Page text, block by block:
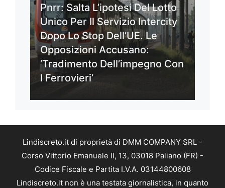
Pnrr: Salta L’ipotesi Del Lotto
Unico Per Il Servizio Intercity
Dopo Lo Stop Dell’UE. Le
Opposizioni Accusano:
‘Tradimento Dell’impegno Con
I Ferrovieri’
Lindiscreto.it di proprietà di DMM COMPANY SRL -
Corso Vittorio Emanuele II, 13, 03018 Paliano (FR) -
Codice Fiscale e Partita I.V.A. 03144800608
Lindiscreto.it non è una testata giornalistica, in quanto